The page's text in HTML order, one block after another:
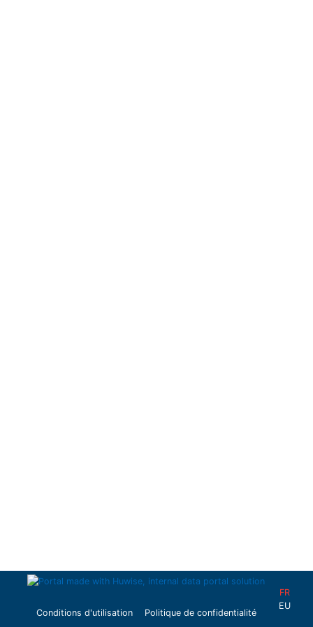
Conditions d'utilisation Politique de confidentialité
FR
EU